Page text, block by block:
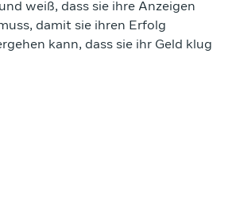
weiß, dass sie ihre Anzeigen
damit sie ihren Erfolg
kann, dass sie ihr Geld klug